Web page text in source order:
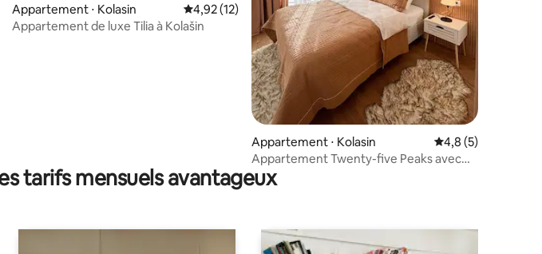
sur 5
moyenne sur la base de 10 commentaires : 5 sur 5
Appartement ⋅ Kolasin Évaluation moyenne sur la base de 12 commentaires : 4,92 sur 5
4,92 (12)
Appartement de luxe Tilia à Kolašin
Appartement ⋅ Kolasin Évaluation
4,8 (5)
Appartement Twenty-five Peaks avec
garage
tarifs mensuels avantageux